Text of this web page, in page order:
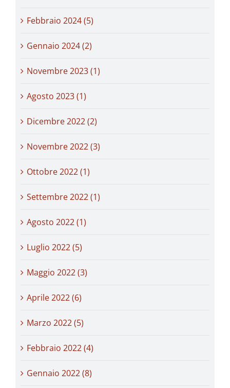
Febbraio 2024 (5)
Gennaio 2024 (2)
Novembre 2023 (1)
Agosto 2023 (1)
Dicembre 2022 (2)
Novembre 2022 (3)
Ottobre 2022 (1)
Settembre 2022 (1)
Agosto 2022 (1)
Luglio 2022 (5)
Maggio 2022 (3)
Aprile 2022 (6)
Marzo 2022 (5)
Febbraio 2022 (4)
Gennaio 2022 (8)